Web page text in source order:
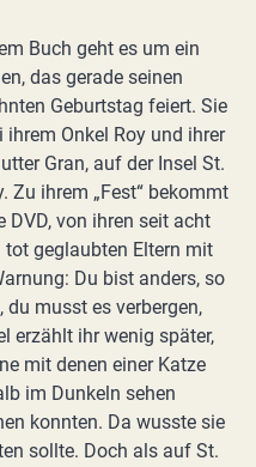
Buch geht es um ein
das gerade seinen
Geburtstag feiert. Sie
ihrem Onkel Roy und ihrer
Gran, auf der Insel St.
Zu ihrem „Fest“ bekommt
DVD, von ihren seit acht
tot geglaubten Eltern mit
Du bist anders, so
du musst es verbergen,
erzählt ihr wenig später,
mit denen einer Katze
im Dunkeln sehen
konnten. Da wusste sie
sollte. Doch als auf St.